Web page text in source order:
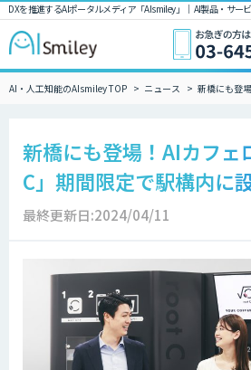
DXを推進するAIポータルメディア「AIsmiley」｜ AI製品・サー
AI・人工知能のAIsmiley TOP ニュース 新橋にも登
新橋にも登場！AIカフ
C」期間限定で駅構内に
最終更新日:2024/04/11